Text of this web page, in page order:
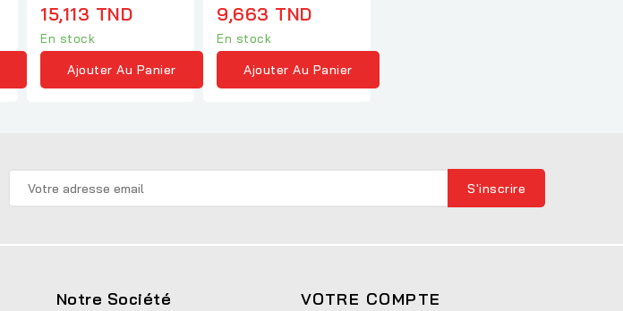
15,113 TND
En stock
Ajouter Au Panier
assorties
9,663 TND
En stock
Ajouter Au Panier
Notre Société VOTRE COMPTE